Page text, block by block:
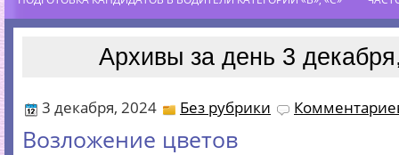
Архивы за день 3
3 декабря, 2024 Без рубрики
Возложение цветов